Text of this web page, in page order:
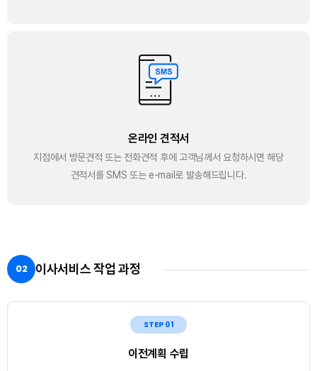
온라인 견적서
지점에서 방문견적 또는 전화견적 후에 고객님께서 요청하시면 해당
견적서를 SMS 또는 e-mail로 발송해드립니다.
02 이사서비스 작업 과정
STEP 01
이전계획 수립